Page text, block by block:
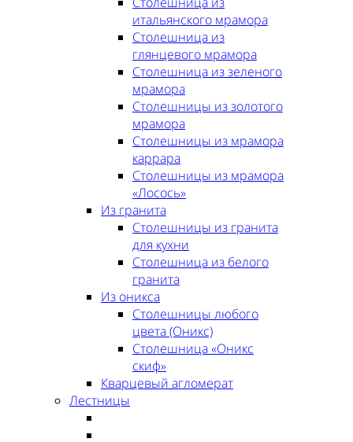
итальянского мрамора
Столешница из
глянцевого мрамора
Столешница из зеленого
мрамора
Столешницы из золотого
мрамора
Столешницы из мрамора
каррара
Столешницы из мрамора
«Лосось»
Из гранита
Столешницы из гранита
для кухни
Столешница из белого
гранита
Из оникса
Столешницы любого
цвета (Оникс)
Столешница «Оникс
скиф»
Кварцевый агломерат
Лестницы